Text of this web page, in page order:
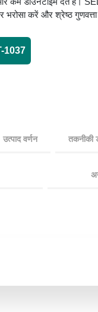
भरोसा करें और श्रेष्ठ
1037
उत्पाद वर्णन तकनीकी